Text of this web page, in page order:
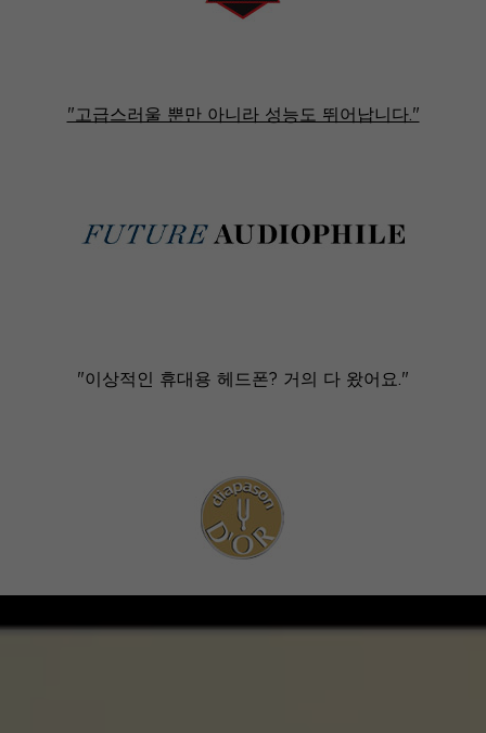
"고급스러울 뿐만 아니라 성능도 뛰어납니다."
"이상적인 휴대용 헤드폰? 거의 다 왔어요."